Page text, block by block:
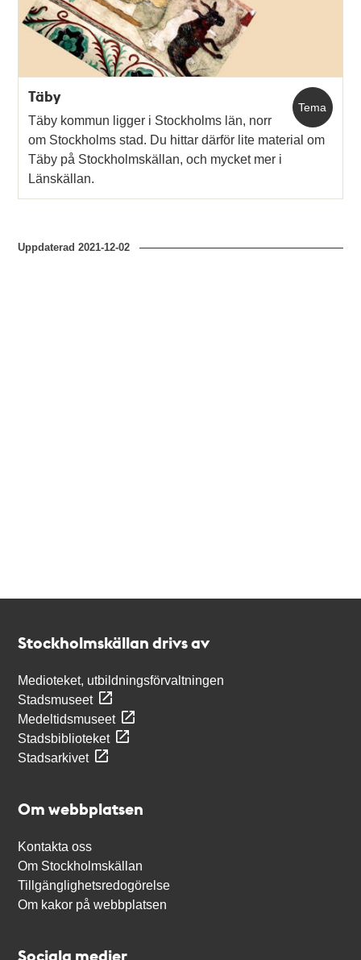
Tema
Täby
Täby kommun ligger i Stockholms län, norr
om Stockholms stad. Du hittar därför lite material om
Täby på Stockholmskällan, och mycket mer i
Länskällan.
Uppdaterad2021-12-02
Stockholmskällan drivs av
Medioteket, utbildningsförvaltningen
Stadsmuseet
Medeltidsmuseet
Stadsbiblioteket
Stadsarkivet
Om webbplatsen
Kontakta oss
Om Stockholmskällan
Tillgänglighetsredogörelse
Om kakor på webbplatsen
Sociala medier